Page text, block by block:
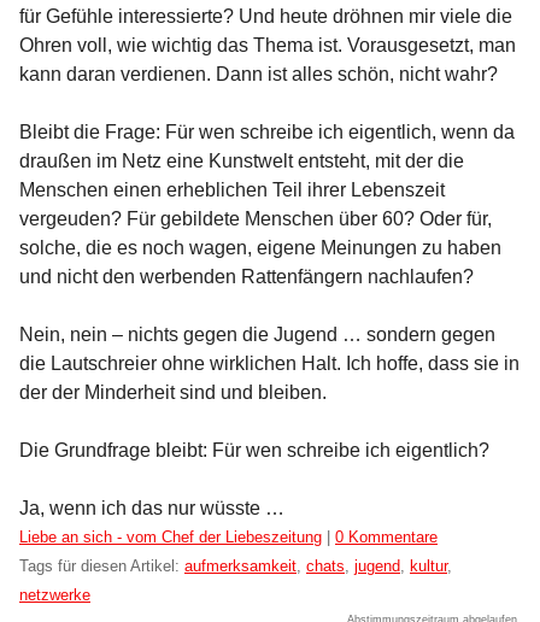
für Gefühle interessierte? Und heute dröhnen mir viele die
Ohren voll, wie wichtig das Thema ist. Vorausgesetzt, man
kann daran verdienen. Dann ist alles schön, nicht wahr?
Bleibt die Frage: Für wen schreibe ich eigentlich, wenn da
draußen im Netz eine Kunstwelt entsteht, mit der die
Menschen einen erheblichen Teil ihrer Lebenszeit
vergeuden? Für gebildete Menschen über 60? Oder für,
solche, die es noch wagen, eigene Meinungen zu haben
und nicht den werbenden Rattenfängern nachlaufen?
Nein, nein – nichts gegen die Jugend … sondern gegen
die Lautschreier ohne wirklichen Halt. Ich hoffe, dass sie in
der der Minderheit sind und bleiben.
Die Grundfrage bleibt: Für wen schreibe ich eigentlich?
Ja, wenn ich das nur wüsste …
Kategorien:
Liebe an sich - vom Chef der Liebeszeitung
0 Kommentare
Tags für diesen Artikel: aufmerksamkeit, chats, jugend, kultur,
netzwerke